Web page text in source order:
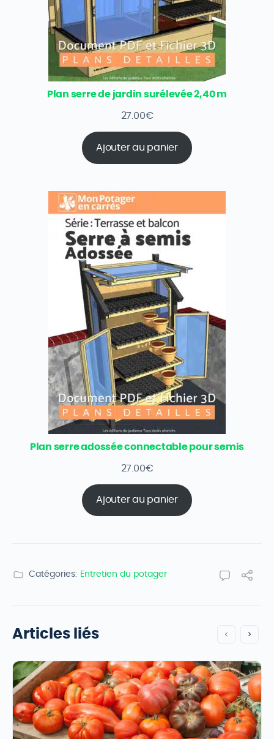
Plan serre de jardin surélevée 2,40 m
27.00€
Ajouter au panier
Plan serre adossée connectable pour semis
27.00€
Ajouter au panier
Catégories: Entretien du potager
Articles liés